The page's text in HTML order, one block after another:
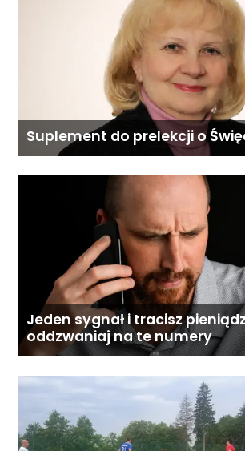
Suplement do prelekcji o
Jeden sygnał i tracisz
oddzwaniaj na te numery